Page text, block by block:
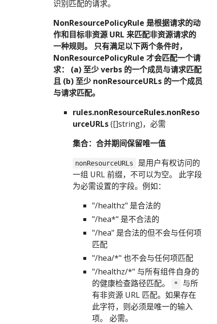
识别匹配的请求。
NonResourcePolicyRule 是根据请求的动
作和目标非资源 URL 来匹配非资源请求的
一种规则。 只有满足以下两个条件时，
NonResourcePolicyRule 才会匹配一个请
求： (a) 至少 verbs 的一个成员与请求匹配
且 (b) 至少 nonResourceURLs 的一个成员
与请求匹配。
rules.nonResourceRules.nonReso
urceURLs([]string)，必需
集合：合并期间保留唯一值
nonResourceURLs
是用户有权访问的
一组 URL 前缀，不可以为空。 此字段
为必需设置的字段。例如：
"/healthz" 是合法的
"/hea*" 是不合法的
"/hea" 是合法的但不会与任何项
匹配
"/hea/*" 也不会与任何项匹配
"/healthz/*" 与所有组件自身的
的健康检查路径匹配。
*
与所
有非资源 URL 匹配。如果存在
此字符，则必须是唯一的输入
项。 必需。